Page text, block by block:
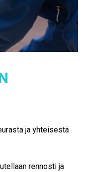
ja yhteisestä
rennosti ja